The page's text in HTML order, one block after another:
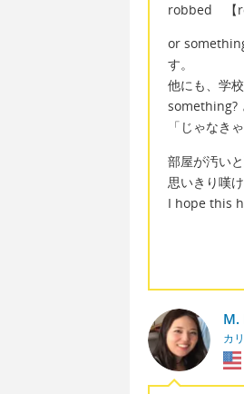
robbed 【
or
す。
他にも、学
something?
「じゃなき
部屋が汚い
思いきり嘆
I hope this
M.
カ